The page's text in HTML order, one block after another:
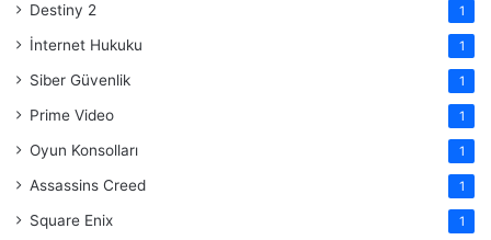
Destiny 2 1
İnternet Hukuku 1
Siber Güvenlik 1
Prime Video 1
Oyun Konsolları 1
Assassins Creed 1
Square Enix 1